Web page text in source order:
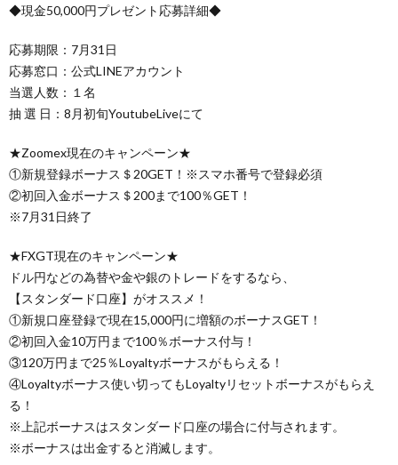
◆現金50,000円プレゼント応募詳細◆
応募期限：7月31日
応募窓口：公式LINEアカウント
当選人数：１名
抽 選 日：8月初旬YoutubeLiveにて
★Zoomex現在のキャンペーン★
①新規登録ボーナス＄20GET！※スマホ番号で登録必須
②初回入金ボーナス＄200まで100％GET！
※7月31日終了
★FXGT現在のキャンペーン★
ドル円などの為替や金や銀のトレードをするなら、
【スタンダード口座】がオススメ！
①新規口座登録で現在15,000円に増額のボーナスGET！
②初回入金10万円まで100％ボーナス付与！
③120万円まで25％Loyaltyボーナスがもらえる！
④Loyaltyボーナス使い切ってもLoyaltyリセットボーナスがもらえ
る！
※上記ボーナスはスタンダード口座の場合に付与されます。
※ボーナスは出金すると消滅します。